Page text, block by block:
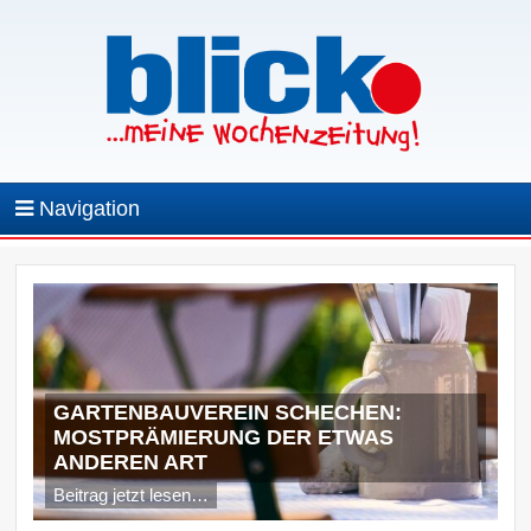
Navigation
GARTENBAUVEREIN SCHECHEN:
MOSTPRÄMIERUNG DER ETWAS
ANDEREN ART
Beitrag jetzt lesen…